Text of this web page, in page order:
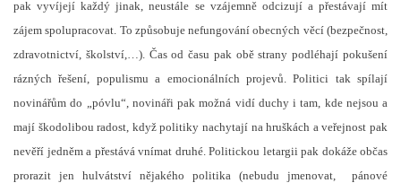
pak vyvíjejí každý jinak, neustále se vzájemně odcizují a přestávají mít
zájem spolupracovat. To způsobuje nefungování obecných věcí (bezpečnost,
zdravotnictví, školství,…). Čas od času pak obě strany podléhají pokušení
rázných řešení, populismu a emocionálních projevů. Politici tak spílají
novinářům do „póvlu“, novináři pak možná vidí duchy i tam, kde nejsou a
mají škodolibou radost, když politiky nachytají na hruškách a veřejnost pak
nevěří jedněm a přestává vnímat druhé. Politickou letargii pak dokáže občas
prorazit jen hulvátství nějakého politika (nebudu jmenovat,
pánové